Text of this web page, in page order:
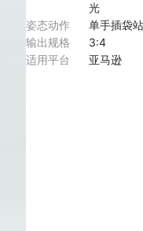
光
姿态动作
单手插袋
输出规格
3:4
适用平台
亚马逊